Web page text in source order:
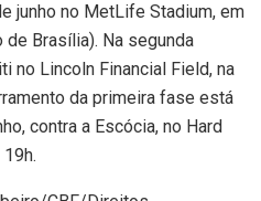
junho no MetLife Stadium, em
de Brasília). Na segunda
no Lincoln Financial Field, na
da primeira fase está
contra a Escócia, no Hard